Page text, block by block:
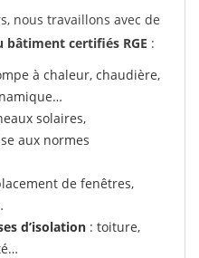
nous travaillons avec de
bâtiment certifiés RGE :
à chaleur, chaudière,
solaires,
aux normes
de fenêtres,
d’isolation : toiture,